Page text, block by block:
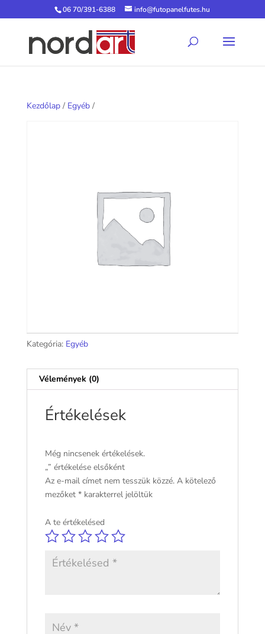
06 70/391-6388 info@futopanelfutes.hu
Kezdőlap/ Egyéb/
Kategória: Egyéb
Vélemények (0)
Értékelések
Még nincsenek értékelések.
„” értékelése elsőként
Az e-mail címet nem tesszük közzé. A kötelező
mezőket *karakterrel jelöltük
A te értékelésed